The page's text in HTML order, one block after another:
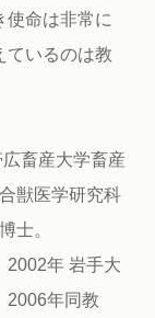
使命は非常に
ているのは教
畜産大学畜産
獣医学研究科
士。
2002年 岩手大
2006年同教